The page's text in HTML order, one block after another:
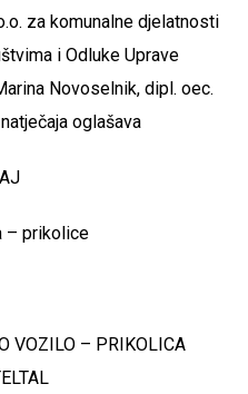
za komunalne djelatnosti
i Odluke Uprave
Novoselnik, dipl. oec.
oglašava
– prikolice
VOZILO – PRIKOLICA